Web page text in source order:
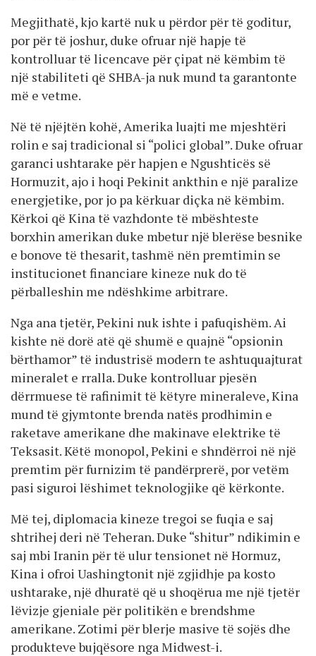
Megjithatë, kjo kartë nuk u përdor për të goditur,
por për të joshur, duke ofruar një hapje të
kontrolluar të licencave për çipat në këmbim të
një stabiliteti që SHBA-ja nuk mund ta garantonte
më e vetme.
Në të njëjtën kohë, Amerika luajti me mjeshtëri
rolin e saj tradicional si “polici global”. Duke ofruar
garanci ushtarake për hapjen e Ngushticës së
Hormuzit, ajo i hoqi Pekinit ankthin e një paralize
energjetike, por jo pa kërkuar diçka në këmbim.
Kërkoi që Kina të vazhdonte të mbështeste
borxhin amerikan duke mbetur një blerëse besnike
e bonove të thesarit, tashmë nën premtimin se
institucionet financiare kineze nuk do të
përballeshin me ndëshkime arbitrare.
Nga ana tjetër, Pekini nuk ishte i pafuqishëm. Ai
kishte në dorë atë që shumë e quajnë “opsionin
bërthamor” të industrisë modern te ashtuquajturat
mineralet e rralla. Duke kontrolluar pjesën
dërrmuese të rafinimit të këtyre mineraleve, Kina
mund të gjymtonte brenda natës prodhimin e
raketave amerikane dhe makinave elektrike të
Teksasit. Këtë monopol, Pekini e shndërroi në një
premtim për furnizim të pandërprerë, por vetëm
pasi siguroi lëshimet teknologjike që kërkonte.
Më tej, diplomacia kineze tregoi se fuqia e saj
shtrihej deri në Teheran. Duke “shitur” ndikimin e
saj mbi Iranin për të ulur tensionet në Hormuz,
Kina i ofroi Uashingtonit një zgjidhje pa kosto
ushtarake, një dhuratë që u shoqërua me një tjetër
lëvizje gjeniale për politikën e brendshme
amerikane. Zotimi për blerje masive të sojës dhe
produkteve bujqësore nga Midwest-i.